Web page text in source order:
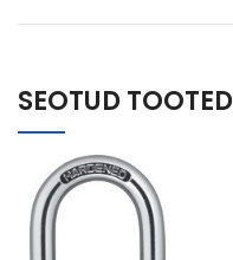
SEOTUD TOOTED